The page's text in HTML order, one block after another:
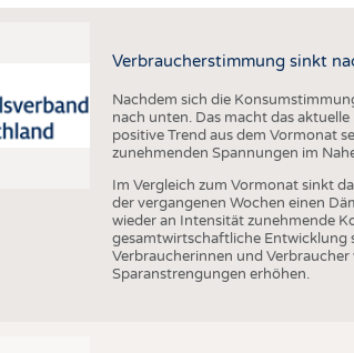
Verbraucherstimmung sinkt
Nachdem sich die
nach unten. Das macht das
positive Trend aus dem Vormonat
zunehmenden Spannungen im
Im Vergleich zum Vormonat sinkt
der vergangenen Wochen einen
wieder an Intensität zunehmende
gesamtwirtschaftliche Entwicklung
Verbraucherinnen und
Sparanstrengungen erhöhen.